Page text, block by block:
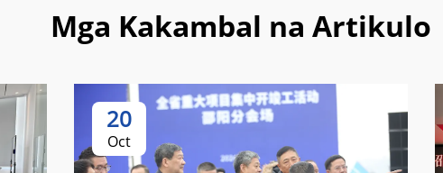
Mga Kakambal na Artikulo
20
Oct